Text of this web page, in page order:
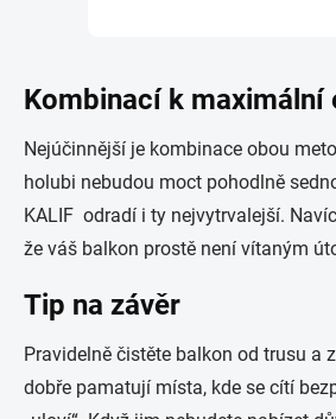
Kombinací k maximální
Nejúčinnější je kombinace obou
holubi nebudou moct pohodlně
KALIF odradí i ty nejvytrvalejší.
že váš balkon prostě není vítaným
Tip na závěr
Pravidelně čistěte balkon od trusu a
dobře pamatují místa, kde se cítí